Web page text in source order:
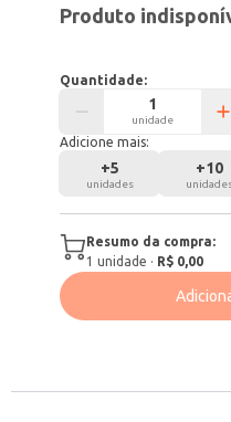
Produto
Quantidade:
unidade
Adicione mais:
+5
unidades
+10
Resumo da compra:
1 unidade · R$ 0,00